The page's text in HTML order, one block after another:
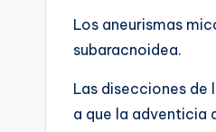
Los aneurismas
subaracnoidea.
Las disecciones de
a que la adventicia